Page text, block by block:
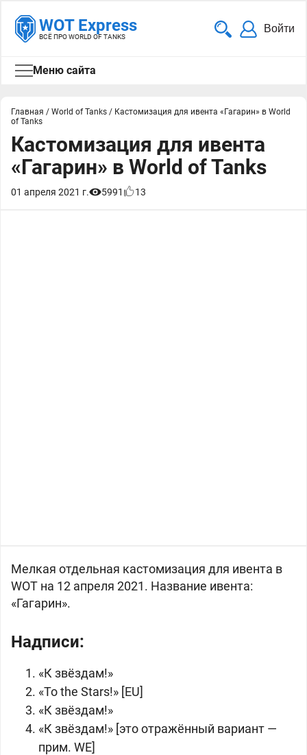
WOT Express
ВСЁ ПРО WORLD OF TANKS
Войти
Меню сайта
Главная / World of Tanks / Кастомизация для ивента «Гагарин» в World
of Tanks
Кастомизация для ивента
«Гагарин» в World of Tanks
01 апреля 2021 г. 5991 13
Мелкая отдельная кастомизация для ивента в
WOT на 12 апреля 2021. Название ивента:
«Гагарин».
Надписи:
«К звёздам!»
«To the Stars!» [EU]
«К звёздам!»
«К звёздам!» [это отражённый вариант —
прим. WE]